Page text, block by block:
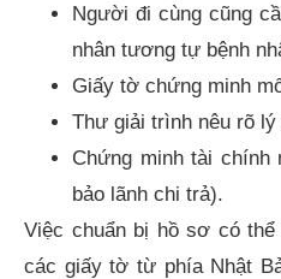
Người đi cùng cũng
nhân tương tự bệnh
Giấy tờ chứng minh
Thư giải trình nêu rõ
Chứng minh tài
bảo lãnh chi trả).
Việc chuẩn bị hồ sơ có
các giấy tờ từ phía Nhật